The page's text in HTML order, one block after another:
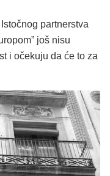
partnerstva
još nisu
i očekuju da će to za